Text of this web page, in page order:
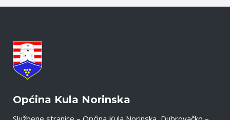
Općina Kula Norinska